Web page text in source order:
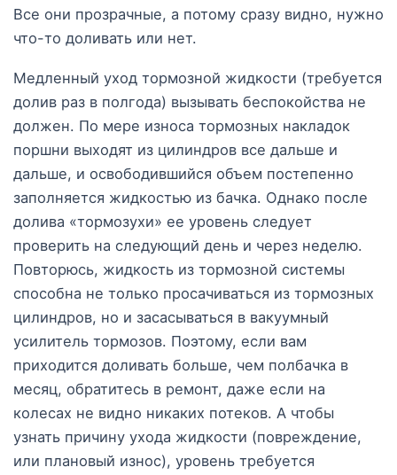
Все они прозрачные, а потому сразу видно, нужно
что-то доливать или нет.
Медленный уход тормозной жидкости (требуется
долив раз в полгода) вызывать беспокойства не
должен. По мере износа тормозных накладок
поршни выходят из цилиндров все дальше и
дальше, и освободившийся объем постепенно
заполняется жидкостью из бачка. Однако после
долива «тормозухи» ее уровень следует
проверить на следующий день и через неделю.
Повторюсь, жидкость из тормозной системы
способна не только просачиваться из тормозных
цилиндров, но и засасываться в вакуумный
усилитель тормозов. Поэтому, если вам
приходится доливать больше, чем полбачка в
месяц, обратитесь в ремонт, даже если на
колесах не видно никаких потеков. А чтобы
узнать причину ухода жидкости (повреждение,
или плановый износ), уровень требуется